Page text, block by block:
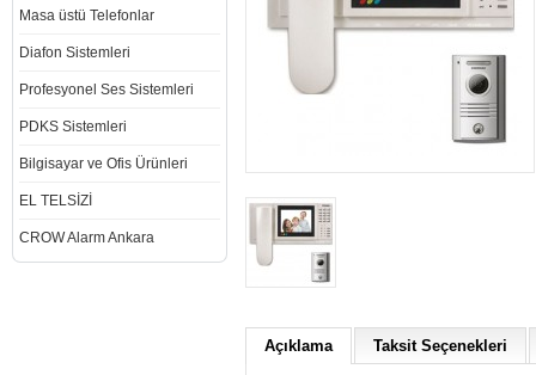
Masa üstü Telefonlar
Diafon Sistemleri
Profesyonel Ses Sistemleri
PDKS Sistemleri
Bilgisayar ve Ofis Ürünleri
EL TELSİZİ
CROW Alarm Ankara
Açıklama Taksit Seçenekleri